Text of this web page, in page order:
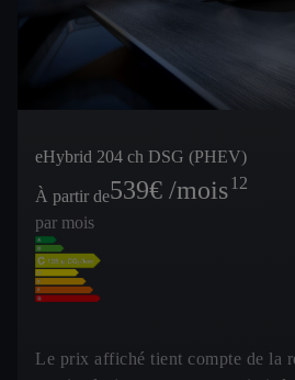
eHybrid 204 ch DSG (PHEV)
À partir de539€ /mois12
par mois
Le prix affiché tient compte de la